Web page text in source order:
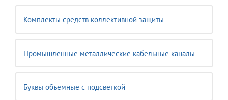
Комплекты средств коллективной защиты
Промышленные металлические кабельные каналы
Буквы объёмные с подсветкой